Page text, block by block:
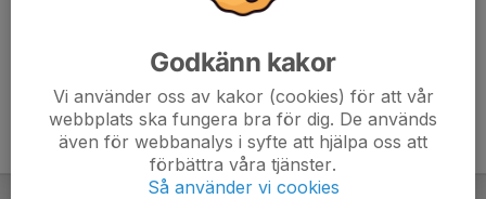
Godkänn kakor
Vi använder oss av kakor (cookies) för att vår
webbplats ska fungera bra för dig. De används
även för webbanalys i syfte att hjälpa oss att
förbättra våra tjänster.
Så använder vi cookies